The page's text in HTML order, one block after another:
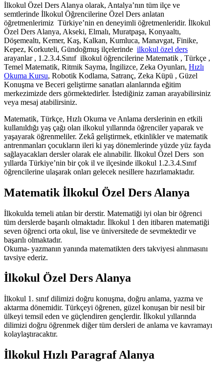
İlkokul Özel Ders Alanya olarak, Antalya’nın tüm ilçe ve
semtlerinde İlkokul Öğrencilerine Özel Ders anlatan
öğretmenlerimiz Türkiye’nin en deneyimli öğretmenleridir. İlkokul
Özel Ders Alanya, Akseki, Elmalı, Muratpaşa, Konyaaltı,
Döşemealtı, Kemer, Kaş, Kalkan, Kumluca, Manavgat, Finike,
Kepez, Korkuteli, Gündoğmuş ilçelerinde ilkokul özel ders
arayanlar , 1.2.3.4.Sınıf ilkokul öğrencilerine Matematik , Türkçe ,
Temel Matematik, Ritmik Sayma, İngilizce, Zeka Oyunları, Hızlı
Okuma Kursu, Robotik Kodlama, Satranç, Zeka Küpü , Güzel
Konuşma ve Beceri geliştirme sanatları alanlarında eğitim
merkezimizde ders görmektedirler. İstediğiniz zaman arayabilirsiniz
veya mesaj atabilirsiniz.
Matematik, Türkçe, Hızlı Okuma ve Anlama derslerinin en etkili
kullanıldığı yaş çağı olan ilkokul yıllarında öğrenciler yaparak ve
yaşayarak öğrenmeliler. Zekâ geliştirmek, etkinlikler ve matematik
antrenmanları çocukların ileri ki yaş dönemlerinde yüzde yüz fayda
sağlayacakları dersler olarak ele alınabilir. İlkokul Özel Ders son
yıllarda Türkiye’nin bir çok il ve ilçesinde ilkokul 1.2.3.4.Sınıf
öğrencilerine ulaşarak onları gelecek nesillere hazırlamaktadır.
Matematik İlkokul Özel Ders Alanya
İlkokulda temeli atılan bir derstir. Matematiği iyi olan bir öğrenci
tüm derslerde başarılı olmaktadır. İlkokul 1 den itibaren matematiği
seven öğrenci orta okul, lise ve üniversitede de sevmektedir ve
başarılı olmaktadır.
Okuma- yazmanın yanında matematikten ders takviyesi alınmasını
tavsiye ederiz.
İlkokul Özel Ders Alanya
İlkokul 1. sınıf dilimizi doğru konuşma, doğru anlama, yazma ve
aktarma dönemidir. Türkçeyi öğrenen, güzel konuşan bir nesil bir
ülkeyi temsil eden ve güçlendiren gençlerdir. İlkokul yıllarında
dilimizi doğru öğrenmek diğer tüm dersleri de anlama ve kavramayı
kolaylaştıracaktır.
İlkokul Hızlı Paragraf Alanya